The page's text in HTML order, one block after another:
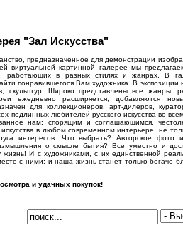
"Зал Искусства"
предназначенное для демонстрации
виртуальной картинной галерее мы
работающих в разных стилях и жанрах. В
понравившегося Вам художника. В экспозиции
Широко представлены все жанры:
ежедневно расширяется, добавляются
для коллекционеров, арт-дилеров,
любителей русского искусства во
нам: спорящим и соглашающимся,
в любом современном интерьере не
интересов. Что выбрать? Авторское фото
о смысле бытия? Все уместно и
И с художниками, с их единственной
с ними: и наша жизнь станет только богаче
и удачных покупок!